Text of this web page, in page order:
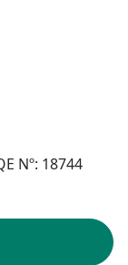
Nº: 18744